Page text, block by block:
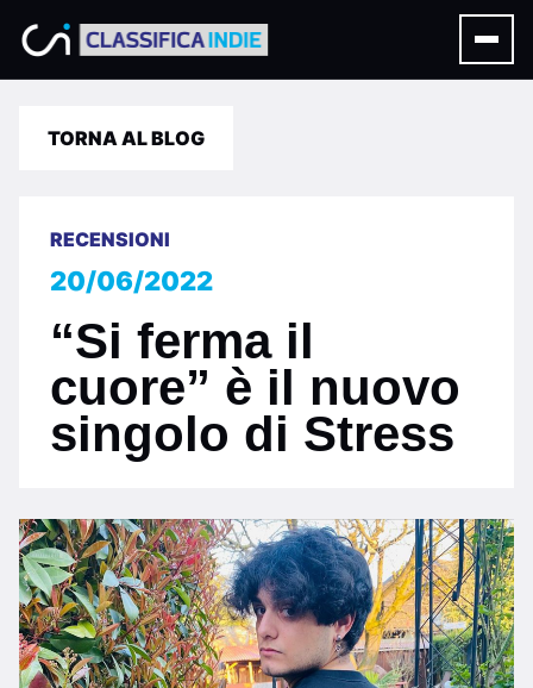
TORNA AL BLOG
RECENSIONI
20/06/2022
“Si ferma il
cuore” è il nuovo
singolo di Stress